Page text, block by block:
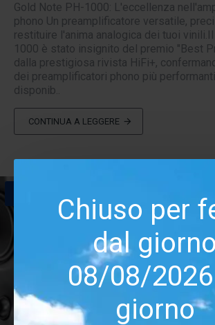
Chiuso per
dal giorno
08/08/
giorno
Gold Note PH-1000: L'eccellenza
phono Un preamplificatore versatile,
restituire l'anima analogica dei tuoi
1000 è stato insignito del premio "Best
dalla prestigiosa rivista HiFi+,
dei preamplificatori phono più
disponib..
CONTINUA A LEGGERE